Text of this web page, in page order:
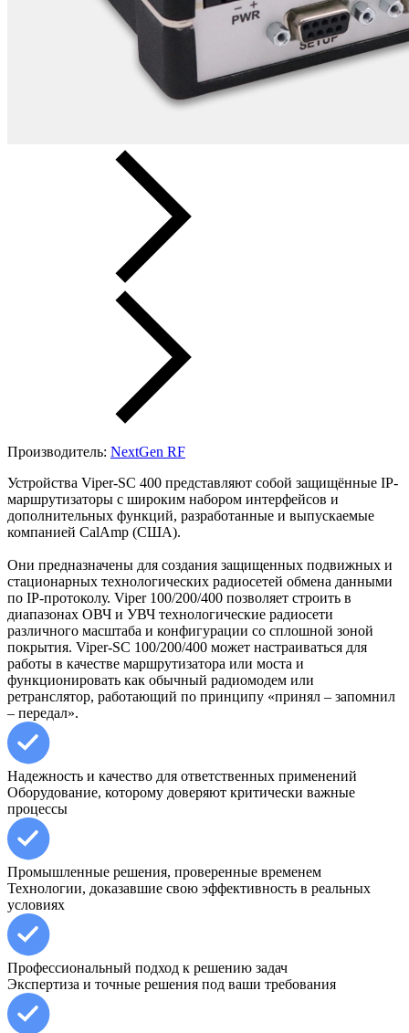
Производитель: NextGen RF
Устройства Viper-SC 400 представляют собой защищённые IP-
маршрутизаторы с широким набором интерфейсов и
дополнительных функций, разработан­ные и выпускаемые
компанией CalAmp (США).
Они предназначены для создания защищенных подвижных и
стационарных технологических радиосетей обмена данными
по IP-протоколу. Viper 100/200/400 позволяет строить в
диапазонах ОВЧ и УВЧ технологические радиосети
различного масштаба и конфигурации со сплошной зоной
покрытия. Viper-SC 100/200/400 может настраиваться для
работы в качестве маршрутизатора или моста и
функционировать как обычный радиомодем или
ретранслятор, работающий по принципу «принял – запомнил
– передал».
Надежность и качество для ответственных применений
Оборудование, которому доверяют критически важные
процессы
Промышленные решения, проверенные временем
Технологии, доказавшие свою эффективность в реальных
условиях
Профессиональный подход к решению задач
Экспертиза и точные решения под ваши требования